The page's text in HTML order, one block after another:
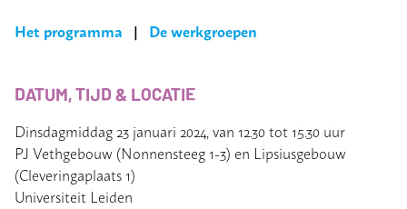
Het programma | De werkgroepen
DATUM, TIJD & LOCATIE
Dinsdagmiddag 23 januari 2024, van 12.30 tot 15.30 uur
PJ Vethgebouw (Nonnensteeg 1-3) en Lipsiusgebouw
(Cleveringaplaats 1)
Universiteit Leiden